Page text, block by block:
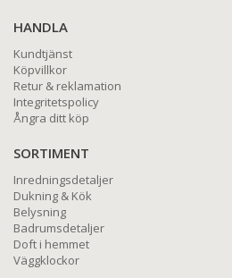
HANDLA
Kundtjänst
Köpvillkor
Retur & reklamation
Integritetspolicy
Ångra ditt köp
SORTIMENT
Inredningsdetaljer
Dukning & Kök
Belysning
Badrumsdetaljer
Doft i hemmet
Väggklockor